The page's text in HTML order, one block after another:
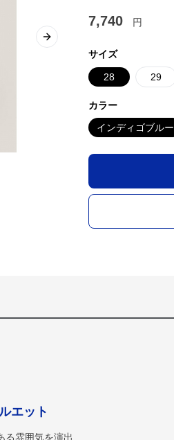
Next slide
7,740 円
サイズ
28 29
カラー
インディゴブルー
エット
る雰囲気を演出